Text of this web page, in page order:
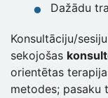
Dažādu
Konsultāciju/
sekojošas
orientētas
metodes; pasaku